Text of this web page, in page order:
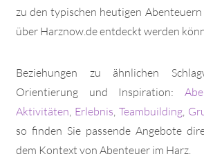
zu den typischen heutigen
über Harznow.de entdeckt werden
Beziehungen zu ähnlichen
Orientierung und Inspiration:
Aktivitäten Erlebnis Teambuilding
so finden Sie passende Angebote
dem Kontext von Abenteuer im Harz.